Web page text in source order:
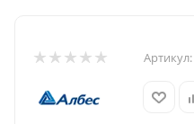
Артикул: